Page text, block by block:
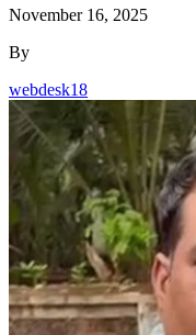
November 16, 2025
By
webdesk18